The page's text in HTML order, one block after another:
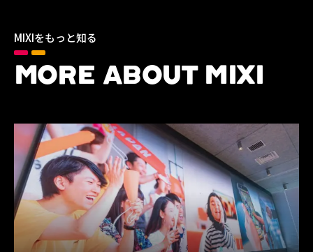
MIXIをもっと知る
MORE ABOUT MIXI